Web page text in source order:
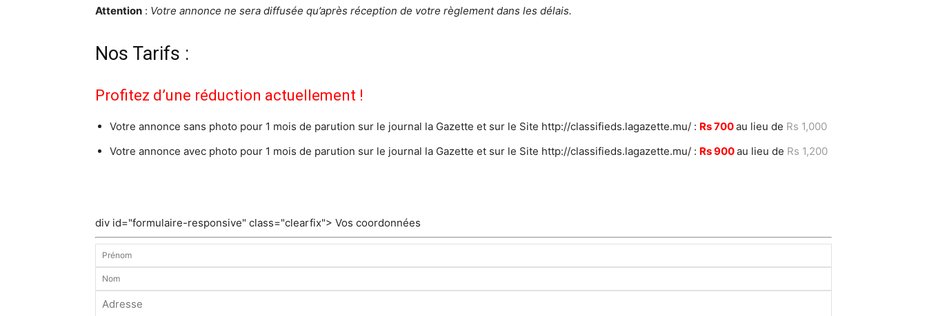
Attention : Votre annonce ne sera diffusée qu’après réception de votre règlement dans les délais.
Nos Tarifs :
Profitez d’une réduction actuellement !
Votre annonce sans photo pour 1 mois de parution sur le journal la Gazette et sur le Site http://classifieds.lagazette.mu/ : Rs 700au lieu de Rs 1,000
Votre annonce avec photo pour 1 mois de parution sur le journal la Gazette et sur le Site http://classifieds.lagazette.mu/ : Rs 900au lieu de Rs 1,200
div id="formulaire-responsive" class="clearfix"> Vos coordonnées